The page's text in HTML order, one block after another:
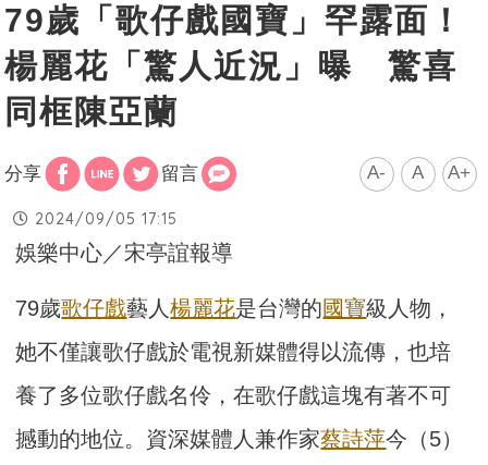
79歲「歌仔戲國寶」罕露面！
楊麗花「驚人近況」曝 驚喜
同框陳亞蘭
分享 留言 A- A A+
2024/09/05 17:15
娛樂中心／宋亭誼報導
79歲歌仔戲藝人楊麗花是台灣的國寶級人物，
她不僅讓歌仔戲於電視新媒體得以流傳，也培
養了多位歌仔戲名伶，在歌仔戲這塊有著不可
撼動的地位。資深媒體人兼作家蔡詩萍今（5）